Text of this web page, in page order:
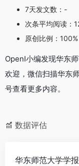
7天发文数：-
次条平均阅读：
原创比例：100%
OpenI小编发现华东
欢迎，微信扫描华东
号查看更多内容。
数据评估
华东师范大学学